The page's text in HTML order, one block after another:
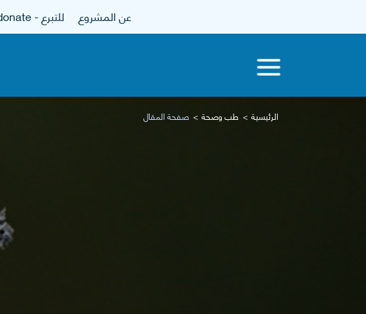
عن المشروع للتبرع - donate
الرئيسية طب وصحة صفحة المقال